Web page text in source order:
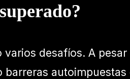
desafíos. A